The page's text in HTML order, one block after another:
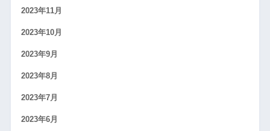
2023年11月
2023年10月
2023年9月
2023年8月
2023年7月
2023年6月